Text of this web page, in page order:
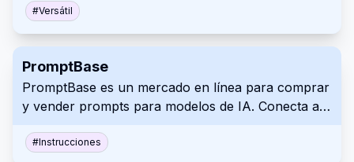
colaborar en proyectos creativos y explorar
diferentes escenarios. Explora Character.AI para
practicar otro idioma o como una herramienta
educativa, asistencial o basada en negocios.
#Versátil
PromptBase
PromptBase es un mercado en línea para comprar
y vender prompts para modelos de IA. Conecta a
proporcionando una plataforma para descubrir,
#Instrucciones